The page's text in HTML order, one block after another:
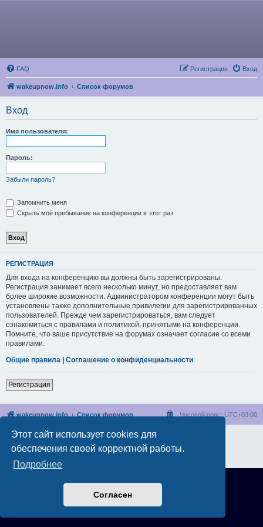
Этот сайт использует cookies для
обеспечения своей корректной работы.
Подробнее
Согласен
FAQ Вход
Регистрация
wakeupnow.info Список форумов
Вход
Имя пользователя:
Пароль:
Забыли пароль?
Запомнить меня
Скрыть моё пребывание на конференции в этот раз
РЕГИСТРАЦИЯ
Для входа на конференцию вы должны быть зарегистрированы.
Регистрация занимает всего несколько минут, но предоставляет вам
более широкие возможности. Администратором конференции могут быть
установлены также дополнительные привилегии для зарегистрированных
пользователей. Прежде чем зарегистрироваться, вам следует
ознакомиться с правилами и политикой, принятыми на конференции.
Помните, что ваше присутствие на форумах означает согласие со всеми
правилами.
Общие правила | Соглашение о конфиденциальности
Регистрация
wakeupnow.info Список форумов Часовой пояс: UTC+03:00
Создано на основе phpBB® Forum Software © phpBB Limited
Русская поддержка phpBB